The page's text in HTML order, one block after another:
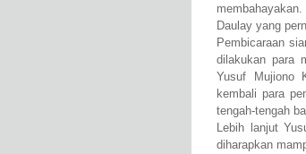
Daulay yang
Pembicaraan
dilakukan para
Yusuf Mujiono
kembali para
tengah-tengah
Lebih lanjut
diharapkan